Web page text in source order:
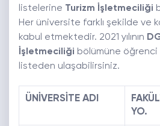
listelerine Turizm İşletmeciliği
Her üniversite farklı şekilde ve
kabul etmektedir. 2021 yılının
İşletmeciliği bölümüne öğrenci
listeden ulaşabilirsiniz.
ÜNİVERSİTE ADI
YO.